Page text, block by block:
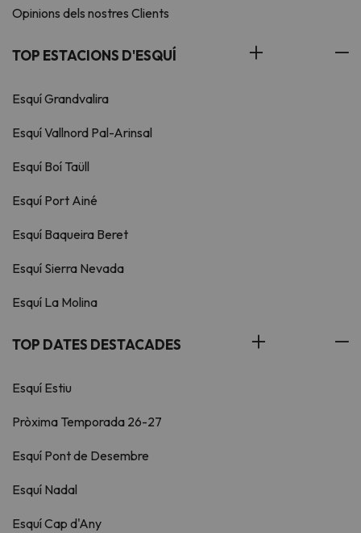
Opinions dels nostres Clients
TOP ESTACIONS D'ESQUÍ
Esquí Grandvalira
Esquí Vallnord Pal-Arinsal
Esquí Boí Taüll
Esquí Port Ainé
Esquí Baqueira Beret
Esquí Sierra Nevada
Esquí La Molina
TOP DATES DESTACADES
Esquí Estiu
Pròxima Temporada 26-27
Esquí Pont de Desembre
Esquí Nadal
Esquí Cap d'Any